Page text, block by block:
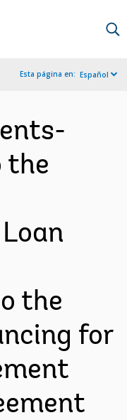
Esta página en: Español
the
the
for